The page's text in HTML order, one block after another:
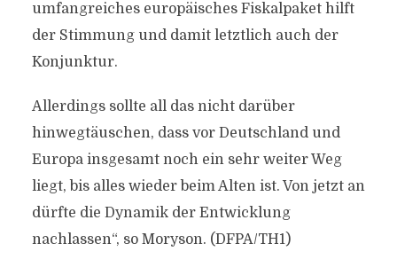
umfangreiches europäisches Fiskalpaket hilft
der Stimmung und damit letztlich auch der
Konjunktur.
Allerdings sollte all das nicht darüber
hinwegtäuschen, dass vor Deutschland und
Europa insgesamt noch ein sehr weiter Weg
liegt, bis alles wieder beim Alten ist. Von jetzt an
dürfte die Dynamik der Entwicklung
nachlassen“, so Moryson. (DFPA/TH1)